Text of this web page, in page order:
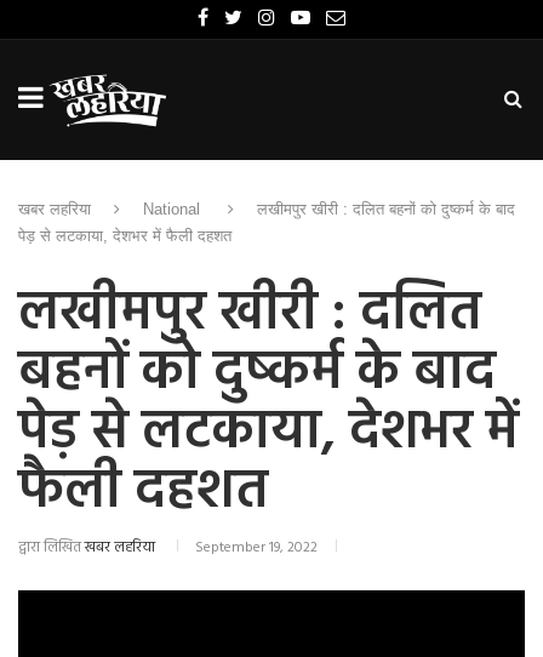
खबर लहरिया National
लखीमपुर खीरी : दलित बहनों को दुष्कर्म के बाद
पेड़ से लटकाया, देशभर में फैली दहशत
लखीमपुर खीरी : दलित
बहनों को दुष्कर्म के बाद
पेड़ से लटकाया, देशभर में
फैली दहशत
द्वारा लिखितखबर लहरिया September 19, 2022